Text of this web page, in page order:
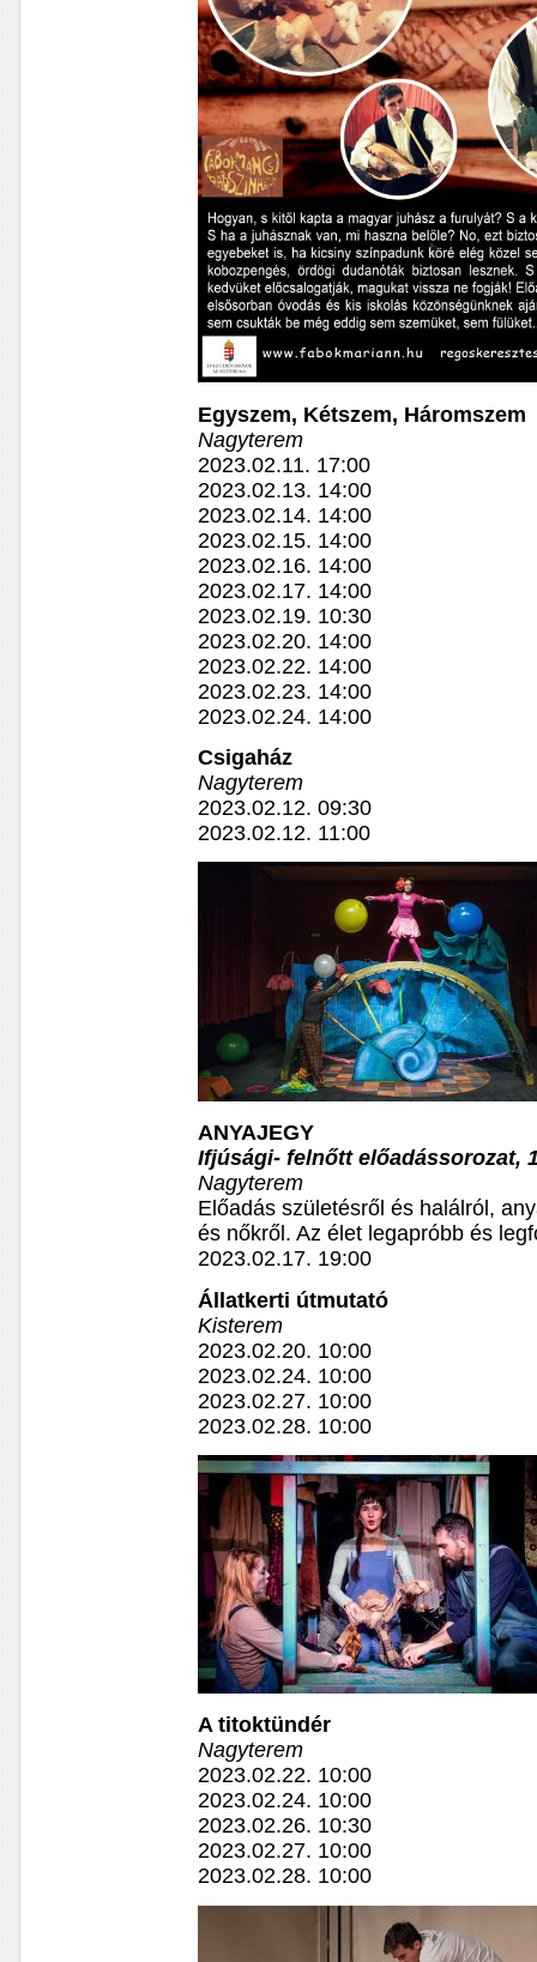
Egyszem, Kétszem, Háromszem
Nagyterem
2023.02.11. 17:00
2023.02.13. 14:00
2023.02.14. 14:00
2023.02.15. 14:00
2023.02.16. 14:00
2023.02.17. 14:00
2023.02.19. 10:30
2023.02.20. 14:00
2023.02.22. 14:00
2023.02.23. 14:00
2023.02.24. 14:00
Csigaház
Nagyterem
2023.02.12. 09:30
2023.02.12. 11:00
ANYAJEGY
Ifjúsági- felnőtt előadássorozat,
Nagyterem
Előadás születésről és halálról,
és nőkről. Az élet legapróbb és
2023.02.17. 19:00
Állatkerti útmutató
Kisterem
2023.02.20. 10:00
2023.02.24. 10:00
2023.02.27. 10:00
2023.02.28. 10:00
A titoktündér
Nagyterem
2023.02.22. 10:00
2023.02.24. 10:00
2023.02.26. 10:30
2023.02.27. 10:00
2023.02.28. 10:00